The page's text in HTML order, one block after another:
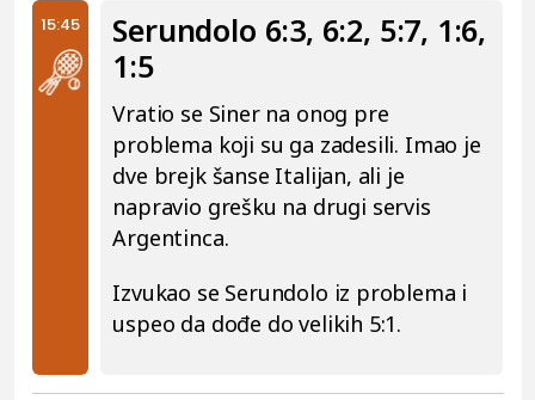
15:45
Serundolo 6:3, 6:2, 5:7, 1:6,
1:5
Vratio se Siner na onog pre
problema koji su ga zadesili. Imao je
dve brejk šanse Italijan, ali je
napravio grešku na drugi servis
Argentinca.
Izvukao se Serundolo iz problema i
uspeo da dođe do velikih 5:1.